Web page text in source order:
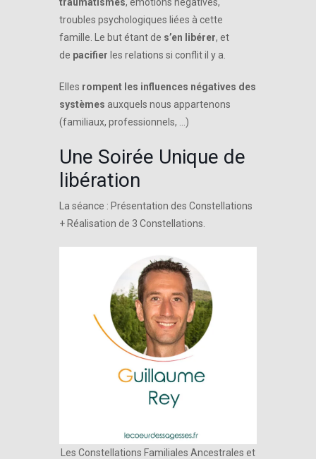
troubles psychologiques liées à cette
famille. Le but étant de s’en libérer, et
de pacifier les relations si conflit il y a.
Elles rompent les influences négatives des
systèmes auxquels nous appartenons
(familiaux, professionnels, …)
Une Soirée Unique de
libération
La séance : Présentation des Constellations
+ Réalisation de 3 Constellations.
Les Constellations Familiales Ancestrales et